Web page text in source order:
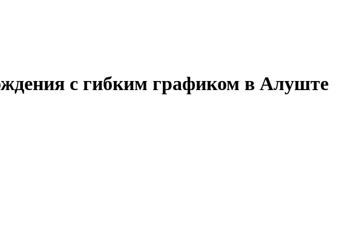
с гибким графиком в Алуште